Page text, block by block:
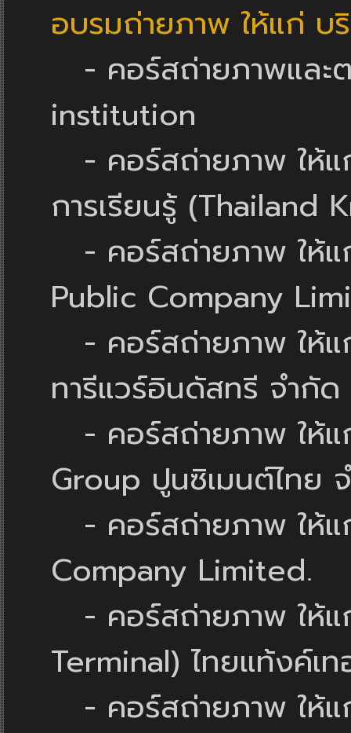
อบรมถ่ายภาพ ให้แก่ บ
- คอร์สถ่ายภาพและ
institution
- คอร์สถ่ายภาพ ให้
การเรียนรู้ (Thailand
- คอร์สถ่ายภาพ ให้
Public Company
- คอร์สถ่ายภาพ ให้แ
ทารีแวร์อินดัสทรี จำกัด
- คอร์สถ่ายภาพ ให้แ
Group ปูนซิเมนต์ไทย
- คอร์สถ่ายภาพ ให้แ
Company Limited.
- คอร์สถ่ายภาพ ให้
Terminal) ไทยแท้งค์เ
- คอร์สถ่ายภาพ ให้